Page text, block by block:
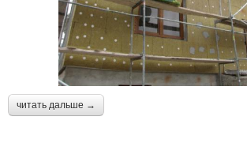
читать дальше →